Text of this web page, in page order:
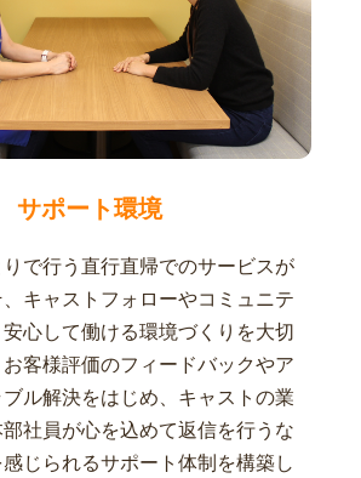
サポート環境
で行う直行直帰でのサービスが
キャストフォローやコミュニテ
心して働ける環境づくりを大切
客様評価のフィードバックやア
ブル解決をはじめ、キャストの業
社員が心を込めて返信を行うな
じられるサポート体制を構築し